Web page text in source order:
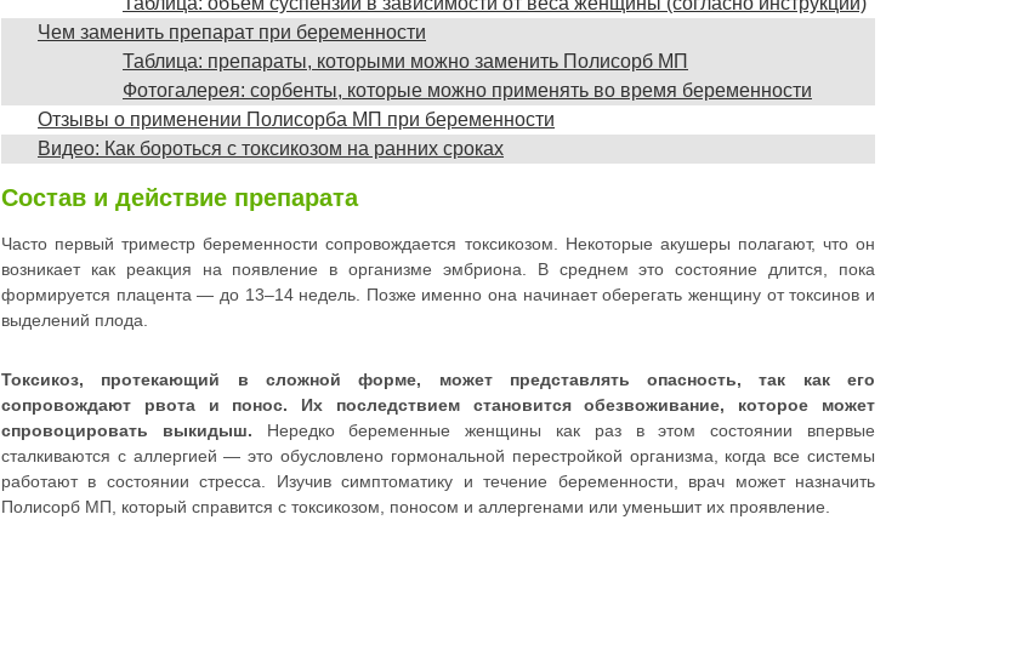
Чем заменить препарат при беременности
Таблица: препараты, которыми можно заменить Полисорб МП
Фотогалерея: сорбенты, которые можно применять во время беременности
Отзывы о применении Полисорба МП при беременности
Видео: Как бороться с токсикозом на ранних сроках
Состав и действие препарата
Часто первый триместр беременности сопровождается токсикозом. Некоторые акушеры полагают, что он
возникает как реакция на появление в организме эмбриона. В среднем это состояние длится, пока
формируется плацента — до 13–14 недель. Позже именно она начинает оберегать женщину от токсинов и
выделений плода.
Токсикоз, протекающий в сложной форме, может представлять опасность, так как его
сопровождают рвота и понос. Их последствием становится обезвоживание, которое может
спровоцировать выкидыш. Нередко беременные женщины как раз в этом состоянии впервые
сталкиваются с аллергией — это обусловлено гормональной перестройкой организма, когда все системы
работают в состоянии стресса. Изучив симптоматику и течение беременности, врач может назначить
Полисорб МП, который справится с токсикозом, поносом и аллергенами или уменьшит их проявление.